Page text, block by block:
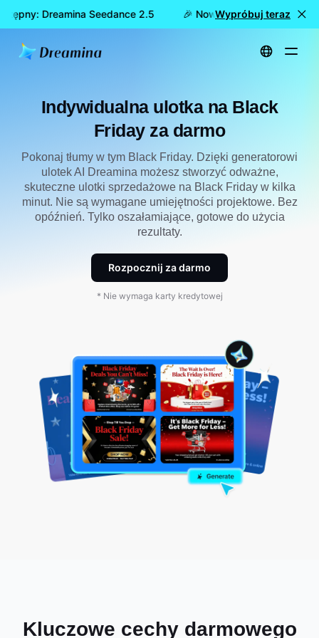
Dreamina Seedance 2.5 🎉 Nowy model już
Wypróbuj teraz
Strona główna Twórz Personalizowany ulotka na Black Friday za darmo
Indywidualna ulotka na Black
Friday za darmo
Pokonaj tłumy w tym Black Friday. Dzięki generatorowi
ulotek AI Dreamina możesz stworzyć odważne,
skuteczne ulotki sprzedażowe na Black Friday w kilka
minut. Nie są wymagane umiejętności projektowe. Bez
opóźnień. Tylko oszałamiające, gotowe do użycia
rezultaty.
Rozpocznij za darmo
* Nie wymaga karty kredytowej
Kluczowe cechy darmowego